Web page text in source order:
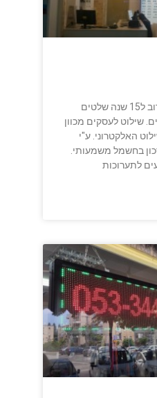
מנורץ מייבאת קרוב ל15 שנה שלטים
שילוט לעסקים מכוון
האלקטרוני. ע"י
בחשמל משמעותי.
לתערוכות